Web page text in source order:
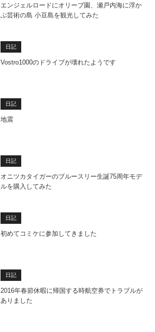
エンジェルロードにオリーブ園、瀬戸内海に浮か
ぶ芸術の島 小豆島を観光してみた
日記
Vostro1000のドライブが壊れたようです
日記
地震
日記
オニツカタイガーのブルースリー生誕75周年モデ
ルを購入してみた
日記
初めてコミケに参加してきました
日記
2016年春節休暇に帰国する時航空券でトラブルが
ありました